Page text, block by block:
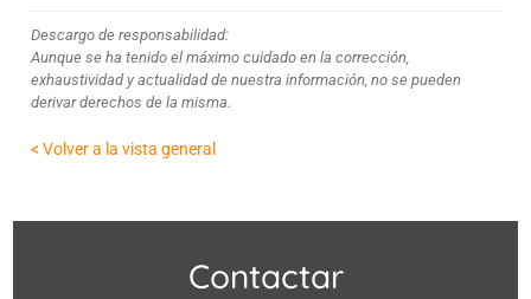
Descargo de responsabilidad:
Aunque se ha tenido el máximo cuidado en la corrección,
exhaustividad y actualidad de nuestra información, no se pueden
derivar derechos de la misma.
< Volver a la vista general
Contactar